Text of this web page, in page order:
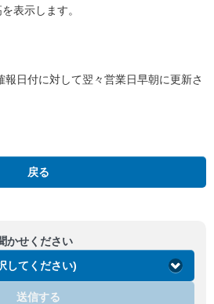
表示します。
日付に対して翌々営業日早朝に更新さ
戻る
かせください
してください)
送信する